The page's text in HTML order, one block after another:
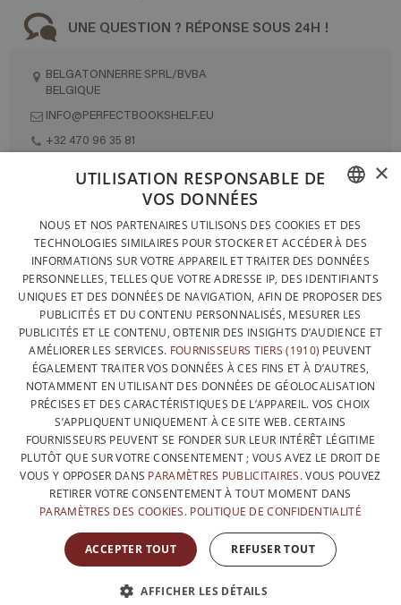
UNE QUESTION ? RÉPONSE SOUS 24H !
BELGATONNERRE SPRL/BVBA
BELGIQUE
INFO@PERFECTBOOKSHELF.EU
+32 470 96 35 81
CONTACTEZ-NOUS
PROTECTION DES DONNÉES
CONDITIONS GÉNÉRALES DE VENTE
SITEMAP
FRENCH
DUTCH
ENGLISH
×
UTILISATION RESPONSABLE DE
VOS DONNÉES
NOUS ET NOS PARTENAIRES UTILISONS DES COOKIES ET DES
TECHNOLOGIES SIMILAIRES POUR STOCKER ET ACCÉDER À DES
INFORMATIONS SUR VOTRE APPAREIL ET TRAITER DES DONNÉES
PERSONNELLES, TELLES QUE VOTRE ADRESSE IP, DES IDENTIFIANTS
UNIQUES ET DES DONNÉES DE NAVIGATION, AFIN DE PROPOSER DES
PUBLICITÉS ET DU CONTENU PERSONNALISÉS, MESURER LES
PUBLICITÉS ET LE CONTENU, OBTENIR DES INSIGHTS D’AUDIENCE ET
AMÉLIORER LES SERVICES. FOURNISSEURS TIERS (1910) PEUVENT
ÉGALEMENT TRAITER VOS DONNÉES À CES FINS ET À D’AUTRES,
NOTAMMENT EN UTILISANT DES DONNÉES DE GÉOLOCALISATION
PRÉCISES ET DES CARACTÉRISTIQUES DE L’APPAREIL. VOS CHOIX
S’APPLIQUENT UNIQUEMENT À CE SITE WEB. CERTAINS
FOURNISSEURS PEUVENT SE FONDER SUR LEUR INTÉRÊT LÉGITIME
PLUTÔT QUE SUR VOTRE CONSENTEMENT ; VOUS AVEZ LE DROIT DE
VOUS Y OPPOSER DANS PARAMÈTRES PUBLICITAIRES. VOUS POUVEZ
RETIRER VOTRE CONSENTEMENT À TOUT MOMENT DANS
PARAMÈTRES DES COOKIES. POLITIQUE DE CONFIDENTIALITÉ
ACCEPTER TOUT REFUSER TOUT
AFFICHER LES DÉTAILS